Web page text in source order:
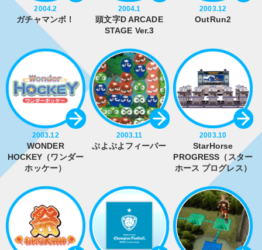
2004.2
ガチャマンボ！
2004.1
頭文字D ARCADE
STAGE Ver.3
2003.12
OutRun2
2003.12
WONDER
HOCKEY（ワンダー
ホッケー）
2003.11
ぷよぷよフィーバー
2003.10
StarHorse
PROGRESS（スター
ホース プログレス）